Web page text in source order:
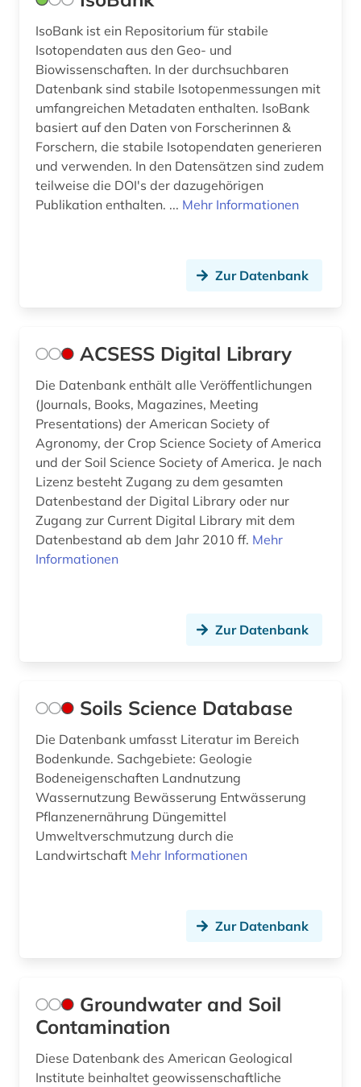
IsoBank ist ein Repositorium für stabile
Isotopendaten aus den Geo- und
Biowissenschaften. In der durchsuchbaren
Datenbank sind stabile Isotopenmessungen mit
umfangreichen Metadaten enthalten. IsoBank
basiert auf den Daten von Forscherinnen &
Forschern, die stabile Isotopendaten generieren
und verwenden. In den Datensätzen sind zudem
teilweise die DOI's der dazugehörigen
Publikation enthalten. ... Mehr Informationen
Zur Datenbank
ACSESS Digital Library
Die Datenbank enthält alle Veröffentlichungen
(Journals, Books, Magazines, Meeting
Presentations) der American Society of
Agronomy, der Crop Science Society of America
und der Soil Science Society of America. Je nach
Lizenz besteht Zugang zu dem gesamten
Datenbestand der Digital Library oder nur
Zugang zur Current Digital Library mit dem
Datenbestand ab dem Jahr 2010 ff. Mehr
Informationen
Zur Datenbank
Soils Science Database
Die Datenbank umfasst Literatur im Bereich
Bodenkunde. Sachgebiete: Geologie
Bodeneigenschaften Landnutzung
Wassernutzung Bewässerung Entwässerung
Pflanzenernährung Düngemittel
Umweltverschmutzung durch die
Landwirtschaft Mehr Informationen
Zur Datenbank
Groundwater and Soil
Contamination
Diese Datenbank des American Geological
Institute beinhaltet geowissenschaftliche